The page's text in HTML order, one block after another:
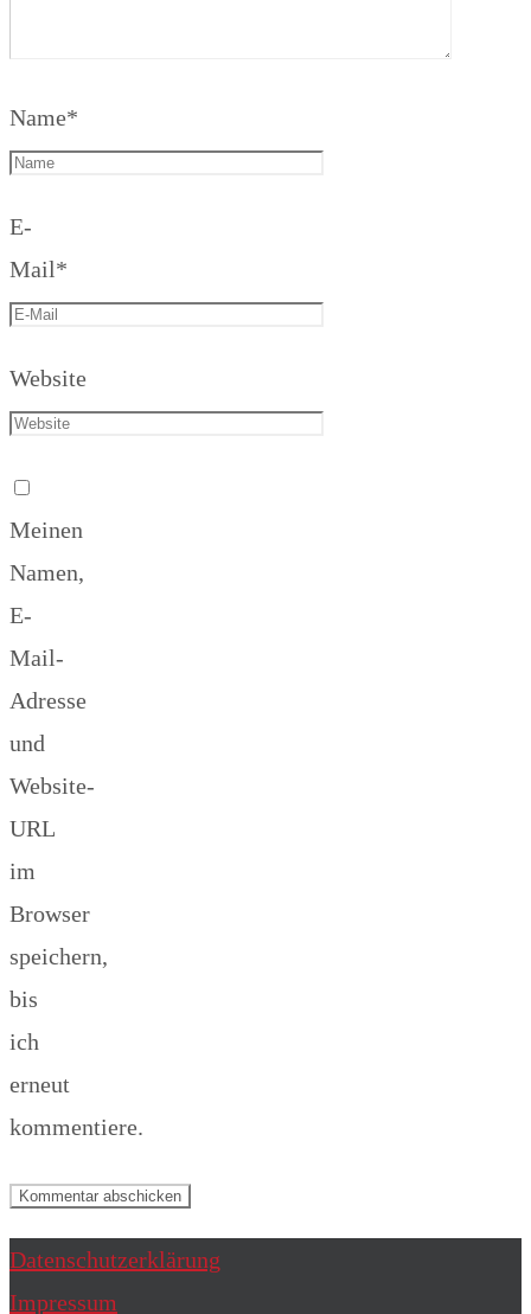
Name*
E-
Mail*
Website
Meinen
Namen,
E-
Mail-
Adresse
und
Website-
URL
im
Browser
speichern,
bis
ich
erneut
kommentiere.
Datenschutzerklärung
Impressum